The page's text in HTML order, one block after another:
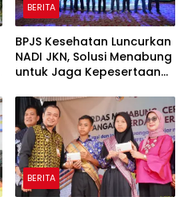
BERITA
BPJS Kesehatan Luncurkan
NADI JKN, Solusi Menabung
untuk Jaga Kepesertaan
BERITA